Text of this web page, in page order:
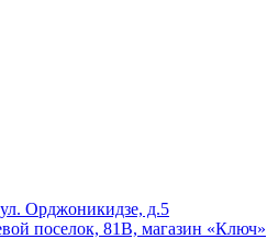
Орджоникидзе, д.5
поселок, 81В, магазин «Ключ»